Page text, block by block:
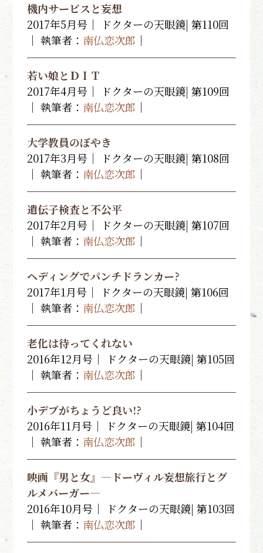
機内サービスと妄想
2017年5月号｜ ドクターの天眼鏡| 第110回
｜ 執筆者： 南仏恋次郎 ｜
若い娘とＤＩＴ
2017年4月号｜ ドクターの天眼鏡| 第109回
｜ 執筆者： 南仏恋次郎 ｜
大学教員のぼやき
2017年3月号｜ ドクターの天眼鏡| 第108回
｜ 執筆者： 南仏恋次郎 ｜
遺伝子検査と不公平
2017年2月号｜ ドクターの天眼鏡| 第107回
｜ 執筆者： 南仏恋次郎 ｜
ヘディングでパンチドランカー?
2017年1月号｜ ドクターの天眼鏡| 第106回
｜ 執筆者： 南仏恋次郎 ｜
老化は待ってくれない
2016年12月号｜ ドクターの天眼鏡| 第105回
｜ 執筆者： 南仏恋次郎 ｜
小デブがちょうど良い!?
2016年11月号｜ ドクターの天眼鏡| 第104回
｜ 執筆者： 南仏恋次郎 ｜
映画『男と女』―ドーヴィル妄想旅行とグ
ルメバーガー―
2016年10月号｜ ドクターの天眼鏡| 第103回
｜ 執筆者： 南仏恋次郎 ｜